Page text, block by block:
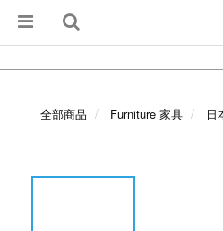
全部商品 Furniture 家具 日